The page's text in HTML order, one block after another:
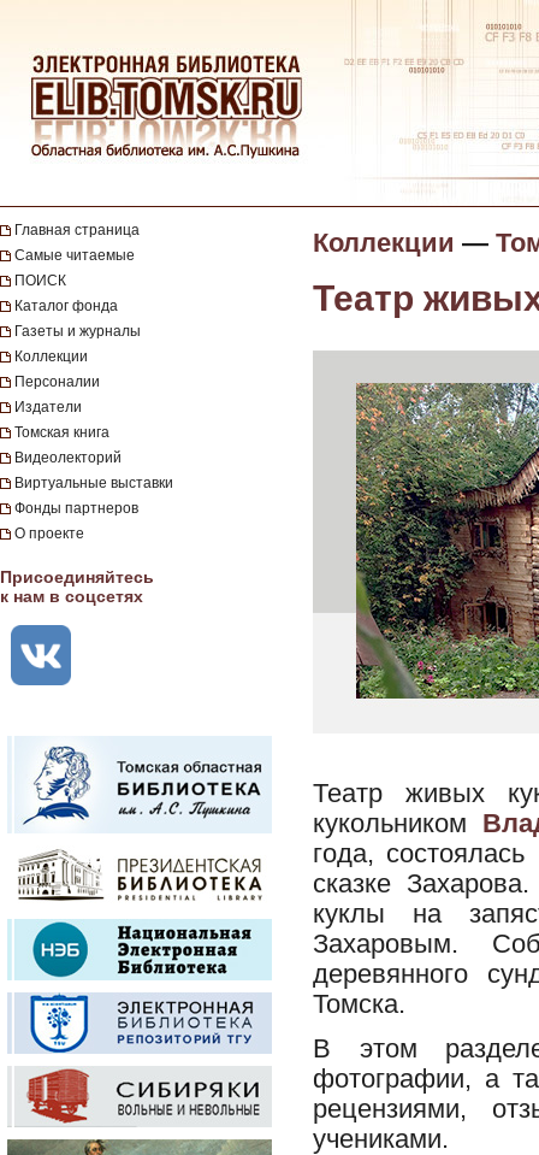
Главная страница
Самые читаемые
ПОИСК
Каталог фонда
Газеты и журналы
Коллекции
Персоналии
Издатели
Томская книга
Видеолекторий
Виртуальные выставки
Фонды партнеров
О проекте
Присоединяйтесь
к нам в соцсетях
Коллекции —
Театр
Театр живых
кукольником
года,
сказке
куклы на
Захаровым.
деревянного
Томска.
В этом
фотографии, а
рецензиями,
учениками.